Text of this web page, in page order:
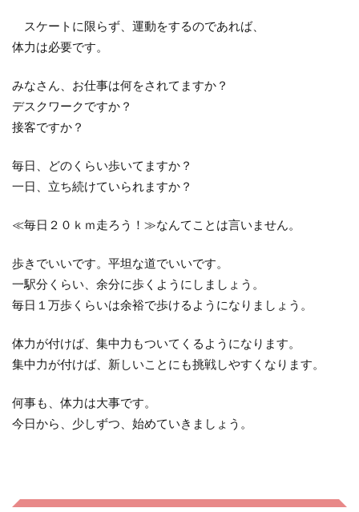
スケートに限らず、運動をするのであれば、
体力は必要です。
みなさん、お仕事は何をされてますか？
デスクワークですか？
接客ですか？
毎日、どのくらい歩いてますか？
一日、立ち続けていられますか？
≪毎日２０ｋｍ走ろう！≫なんてことは言いません。
歩きでいいです。平坦な道でいいです。
一駅分くらい、余分に歩くようにしましょう。
毎日１万歩くらいは余裕で歩けるようになりましょう。
体力が付けば、集中力もついてくるようになります。
集中力が付けば、新しいことにも挑戦しやすくなります。
何事も、体力は大事です。
今日から、少しずつ、始めていきましょう。